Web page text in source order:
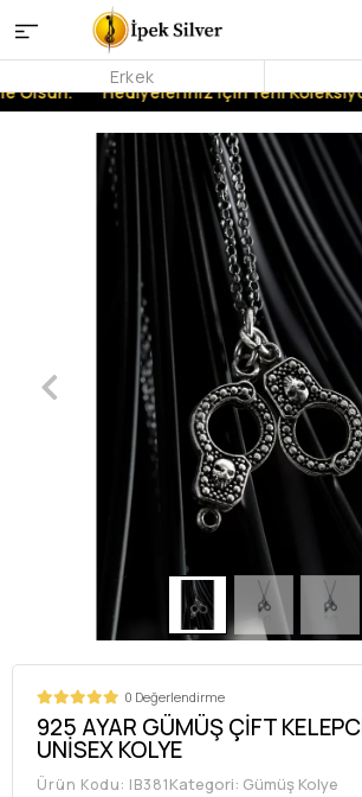
Olsun. Hediyeleriniz İçin Yeni
Erkek
0 Değerlendirme
925 AYAR GÜMÜŞ ÇİFT
UNİSEX KOLYE
Ürün Kodu: IB381Kategori: Gümüş Kolye